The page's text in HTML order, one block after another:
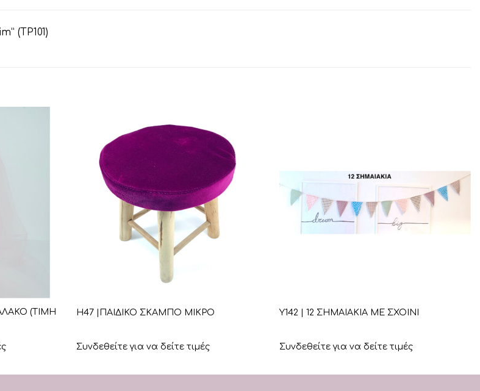
(ΤΡ101)
(ΤΙΜΗ
Η47 |ΠΑΙΔΙΚΟ ΣΚΑΜΠΟ ΜΙΚΡΟ
Συνδεθείτε για να δείτε τιμές
Υ142 | 12 ΣΗΜΑΙΑΚΙΑ ΜΕ ΣΧΟΙΝΙ
Συνδεθείτε για να δείτε τιμές